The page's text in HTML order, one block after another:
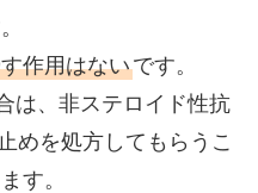
作用はないです。
は、非ステロイド性抗
めを処方してもらうこ
す。